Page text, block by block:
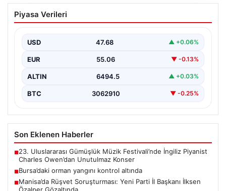
Bursa’daki orman yangını kontrol altında
Piyasa Verileri
USD 47.68 ▲ +0.06%
EUR 55.06 ▼ -0.13%
ALTIN 6494.5 ▲ +0.03%
BTC 3062910 ▼ -0.25%
Son Eklenen Haberler
■23. Uluslararası Gümüşlük Müzik Festivali’nde İngiliz Piyanist
Charles Owen’dan Unutulmaz Konser
■Bursa’daki orman yangını kontrol altında
■Manisa’da Rüşvet Soruşturması: Yeni Parti İl Başkanı İlksen
Özalper Gözaltında